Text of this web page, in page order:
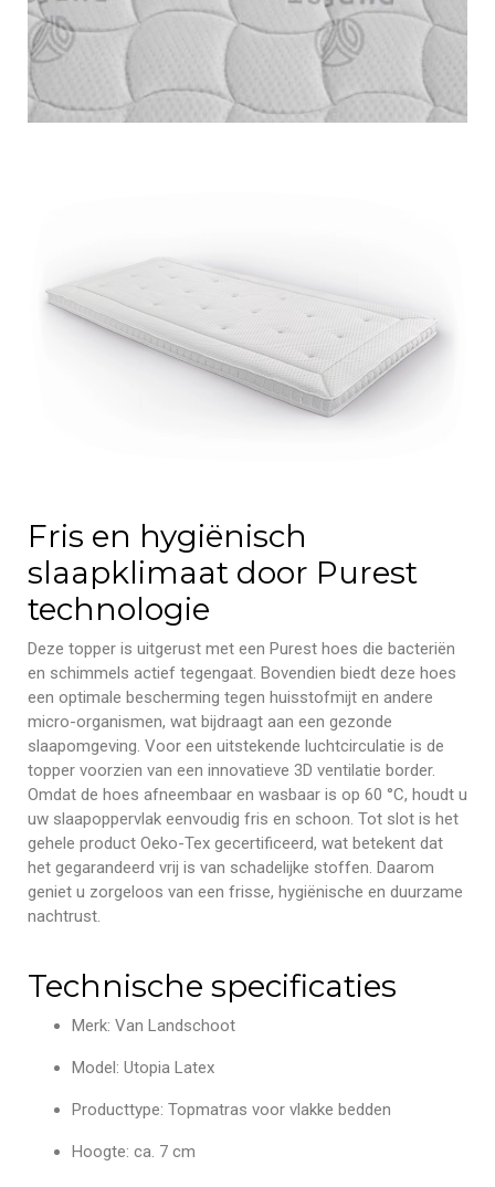
Fris en hygiënisch
slaapklimaat door Purest
technologie
Deze topper is uitgerust met een Purest hoes die bacteriën
en schimmels actief tegengaat. Bovendien biedt deze hoes
een optimale bescherming tegen huisstofmijt en andere
micro-organismen, wat bijdraagt aan een gezonde
slaapomgeving. Voor een uitstekende luchtcirculatie is de
topper voorzien van een innovatieve 3D ventilatie border.
Omdat de hoes afneembaar en wasbaar is op 60 °C, houdt u
uw slaapoppervlak eenvoudig fris en schoon. Tot slot is het
gehele product Oeko-Tex gecertificeerd, wat betekent dat
het gegarandeerd vrij is van schadelijke stoffen. Daarom
geniet u zorgeloos van een frisse, hygiënische en duurzame
nachtrust.
Technische specificaties
Merk: Van Landschoot
Model: Utopia Latex
Producttype: Topmatras voor vlakke bedden
Hoogte: ca. 7 cm